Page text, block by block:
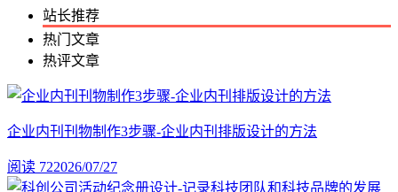
站长推荐
热门文章
热评文章
企业内刊刊物制作3步骤-企业内刊排版设计的方法
阅读 722026/07/27